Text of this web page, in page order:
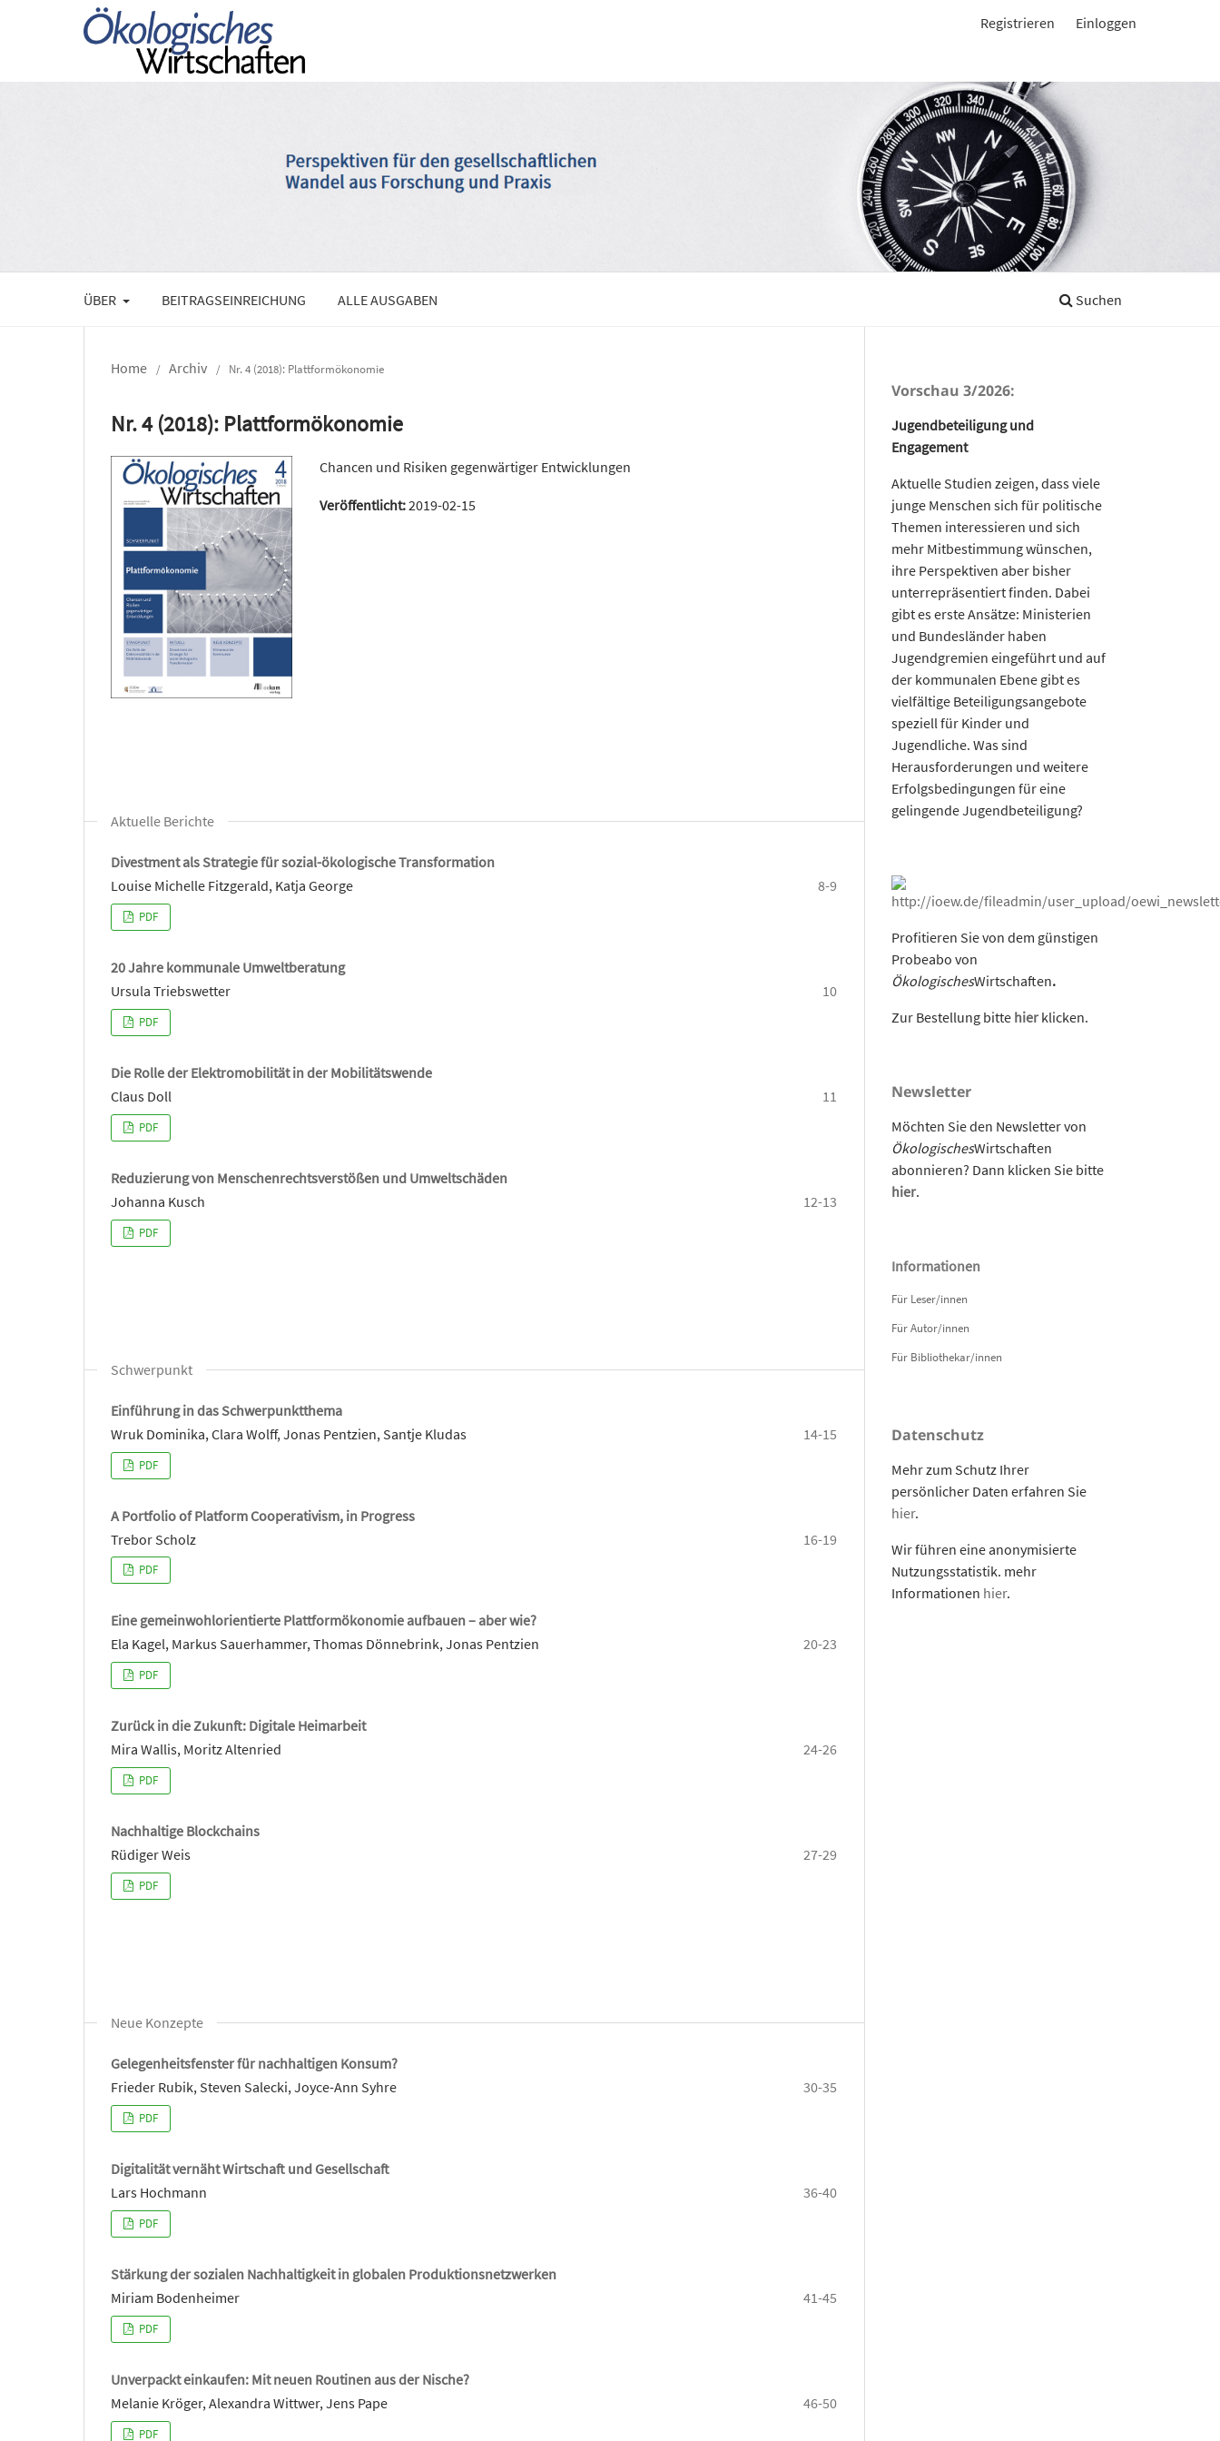
ÜBER BEITRAGSEINREICHUNG ALLE AUSGABEN Suchen
Registrieren Einloggen
Home / Archiv / Nr. 4 (2018): Plattformökonomie
Nr. 4 (2018): Plattformökonomie
Chancen und Risiken gegenwärtiger Entwicklungen
Veröffentlicht:2019-02-15
Aktuelle Berichte
Divestment als Strategie für sozial-ökologische Transformation
Louise Michelle Fitzgerald, Katja George
8-9
PDF
20 Jahre kommunale Umweltberatung
Ursula Triebswetter
10
PDF
Die Rolle der Elektromobilität in der Mobilitätswende
Claus Doll
11
PDF
Reduzierung von Menschenrechtsverstößen und Umweltschäden
Johanna Kusch
12-13
PDF
Schwerpunkt
Einführung in das Schwerpunktthema
Wruk Dominika, Clara Wolff, Jonas Pentzien, Santje Kludas
14-15
PDF
A Portfolio of Platform Cooperativism, in Progress
Trebor Scholz
16-19
PDF
Eine gemeinwohlorientierte Plattformökonomie aufbauen – aber wie?
Ela Kagel, Markus Sauerhammer, Thomas Dönnebrink, Jonas Pentzien
20-23
PDF
Zurück in die Zukunft: Digitale Heimarbeit
Mira Wallis, Moritz Altenried
24-26
PDF
Nachhaltige Blockchains
Rüdiger Weis
27-29
PDF
Neue Konzepte
Gelegenheitsfenster für nachhaltigen Konsum?
Frieder Rubik, Steven Salecki, Joyce-Ann Syhre
30-35
PDF
Digitalität vernäht Wirtschaft und Gesellschaft
Lars Hochmann
36-40
PDF
Stärkung der sozialen Nachhaltigkeit in globalen Produktionsnetzwerken
Miriam Bodenheimer
41-45
PDF
Unverpackt einkaufen: Mit neuen Routinen aus der Nische?
Melanie Kröger, Alexandra Wittwer, Jens Pape
46-50
PDF
Vorschau 3/2026:
Jugendbeteiligung und
Engagement
Aktuelle Studien zeigen, dass viele
junge Menschen sich für politische
Themen interessieren und sich
mehr Mitbestimmung wünschen,
ihre Perspektiven aber bisher
unterrepräsentiert finden. Dabei
gibt es erste Ansätze: Ministerien
und Bundesländer haben
Jugendgremien eingeführt und auf
der kommunalen Ebene gibt es
vielfältige Beteiligungsangebote
speziell für Kinder und
Jugendliche. Was sind
Herausforderungen und weitere
Erfolgsbedingungen für eine
gelingende Jugendbeteiligung?
Profitieren Sie von dem günstigen
Probeabo von
ÖkologischesWirtschaften.
Zur Bestellung bitte hier klicken.
Newsletter
Möchten Sie den Newsletter von
ÖkologischesWirtschaften
abonnieren? Dann klicken Sie bitte
hier.
Informationen
Für Leser/innen
Für Autor/innen
Für Bibliothekar/innen
Datenschutz
Mehr zum Schutz Ihrer
persönlicher Daten erfahren Sie
hier.
Wir führen eine anonymisierte
Nutzungsstatistik. mehr
Informationen hier.